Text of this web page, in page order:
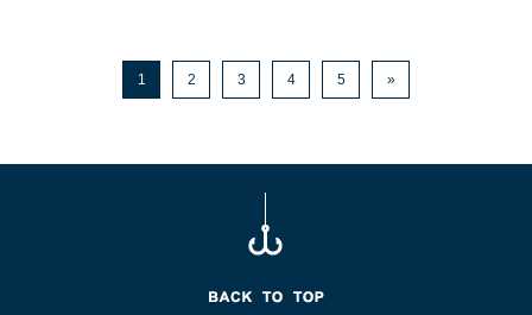
1 2 3 4 5 »